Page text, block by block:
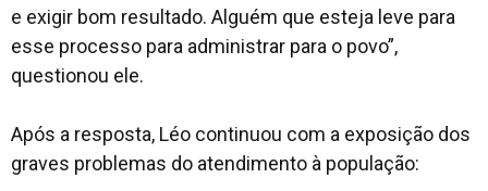
e exigir bom resultado. Alguém que esteja leve para
esse processo para administrar para o povo”,
questionou ele.
Após a resposta, Léo continuou com a exposição dos
graves problemas do atendimento à população: